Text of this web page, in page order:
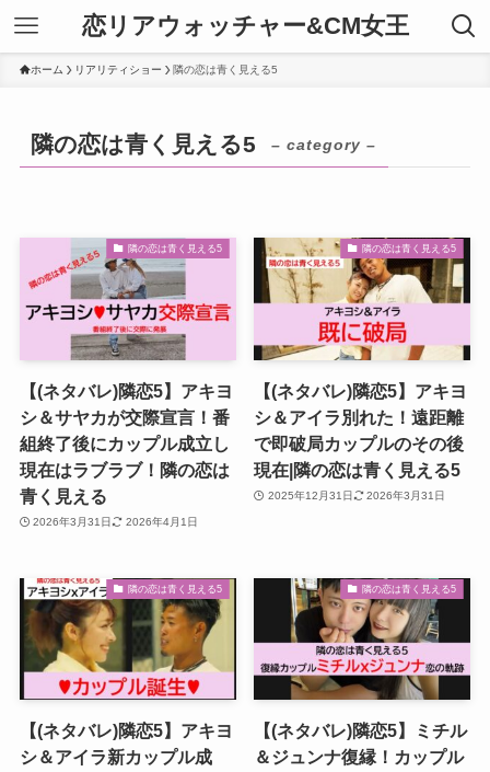
恋リアウォッチャー&CM女王
ホーム リアリティショー 隣の恋は青く見える5
隣の恋は青く見える5 – category –
隣の恋は青く見える5
【(ネタバレ)隣恋5】アキヨ
シ＆サヤカが交際宣言！番
組終了後にカップル成立し
現在はラブラブ！隣の恋は
青く見える
2026年3月31日 2026年4月1日
隣の恋は青く見える5
【(ネタバレ)隣恋5】アキヨ
シ＆アイラ別れた！遠距離
で即破局カップルのその後
現在|隣の恋は青く見える5
2025年12月31日 2026年3月31日
隣の恋は青く見える5
【(ネタバレ)隣恋5】アキヨ
シ＆アイラ新カップル成
隣の恋は青く見える5
【(ネタバレ)隣恋5】ミチル
＆ジュンナ復縁！カップル